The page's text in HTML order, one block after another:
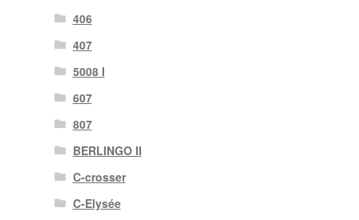
406
407
5008 I
607
807
BERLINGO II
C-crosser
C-Elysée